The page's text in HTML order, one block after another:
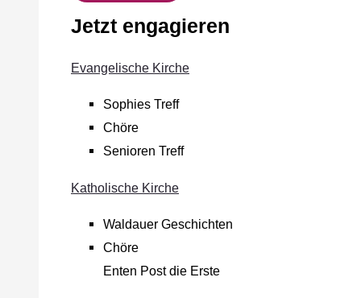
Jetzt engagieren
Evangelische Kirche
Sophies Treff
Chöre
Senioren Treff
Katholische Kirche
Waldauer Geschichten
Chöre
Enten Post die Erste